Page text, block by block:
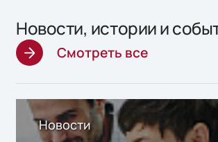
Новости, истории и
Смотреть все
Новости